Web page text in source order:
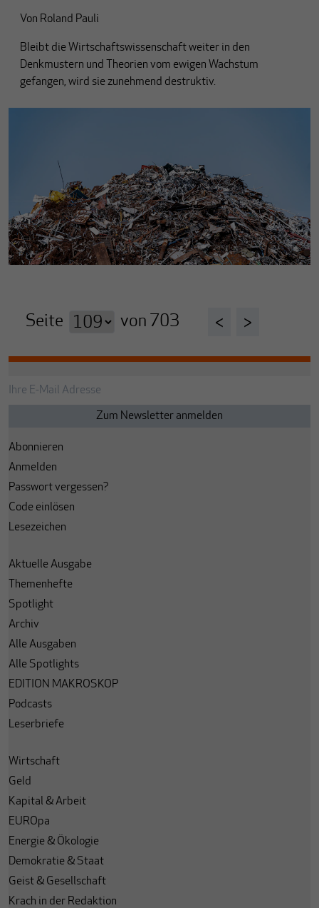
Von Roland Pauli
Bleibt die Wirtschaftswissenschaft weiter in den
Denkmustern und Theorien vom ewigen Wachstum
gefangen, wird sie zunehmend destruktiv.
Seite von 703 < >
Abonnieren
Anmelden
Passwort vergessen?
Code einlösen
Lesezeichen
Aktuelle Ausgabe
Themenhefte
Spotlight
Archiv
Alle Ausgaben
Alle Spotlights
EDITION MAKROSKOP
Podcasts
Leserbriefe
Wirtschaft
Geld
Kapital & Arbeit
EUROpa
Energie & Ökologie
Demokratie & Staat
Geist & Gesellschaft
Krach in der Redaktion